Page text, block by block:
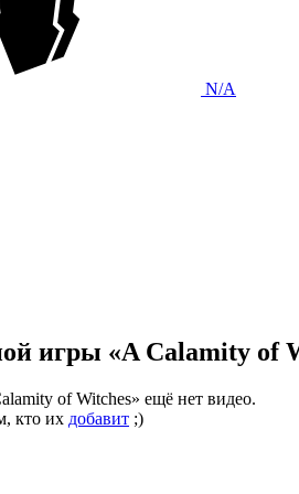
N/A
игры «A Calamity of
of Witches» ещё нет видео.
кто их добавит ;)